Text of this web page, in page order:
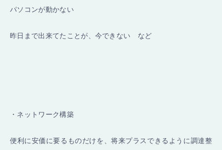
パソコンが動かない
昨日まで出来てたことが、今できない など
・ネットワーク構築
便利に安価に要るものだけを、将来プラスできるように調達整